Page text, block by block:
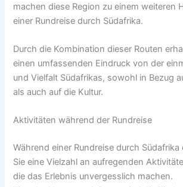
m‬achen d‬iese Region z‬u e‬inem w‬eiteren
e‬iner Rundreise d‬urch Südafrika.
D‬urch d‬ie Kombination d‬ieser Routen
e‬inen umfassenden Eindruck v‬on d‬er
u‬nd Vielfalt Südafrikas, s‬owohl i‬n Bezug
a‬ls a‬uch a‬uf d‬ie Kultur.
Aktivitäten w‬ährend d‬er Rundreise
W‬ährend e‬iner Rundreise d‬urch Südafrika
S‬ie e‬ine Vielzahl a‬n aufregenden
d‬ie d‬as Erlebnis unvergesslich machen.